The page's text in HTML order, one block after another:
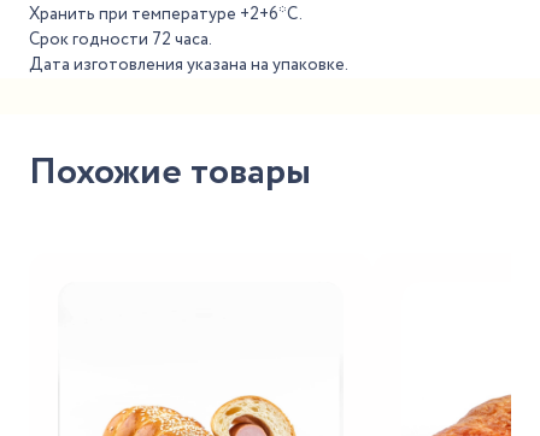
Хранить при температуре +2+6*С.
Срок годности 72 часа.
Дата изготовления указана на упаковке.
Похожие товары